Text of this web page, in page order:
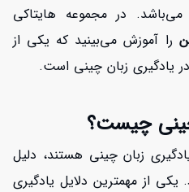
در مجموعه هایتاکی
را آموزش می‌بینید که یکی از
یادگیری زبان چینی است.
چینی چیست؟
زبان چینی هستند، دلیل
یکی از مهمترین دلایل یادگیری